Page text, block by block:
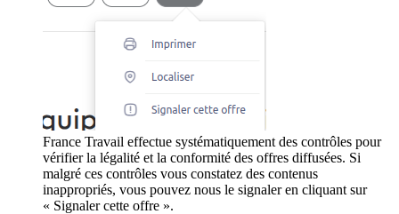
France Travail effectue systématiquement des contrôles pour
vérifier la légalité et la conformité des offres diffusées. Si
malgré ces contrôles vous constatez des contenus
inappropriés, vous pouvez nous le signaler en cliquant sur
« Signaler cette offre ».